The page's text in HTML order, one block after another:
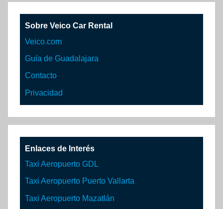
Sobre Veico Car Rental
Veico.com
Guía de Guadalajara
Contacto
Privacidad
Enlaces de Interés
Taxi Aeropuerto GDL
Taxi Aeropuerto Puerto Vallarta
Taxi Aeropuerto Mazatlán